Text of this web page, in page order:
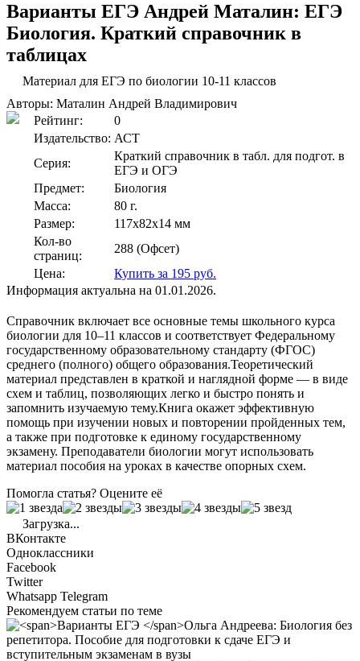
Варианты ЕГЭ Андрей Маталин: ЕГЭ
Биология. Краткий справочник в
таблицах
Материал для ЕГЭ по биологии 10-11 классов
Авторы: Маталин Андрей Владимирович
Рейтинг:
0
Издательство: АСТ
Серия:
Краткий справочник в табл. для подгот. в
ЕГЭ и ОГЭ
Предмет:
Биология
Масса:
80 г.
Размер:
117x82x14 мм
Кол-во
страниц:
288 (Офсет)
Цена:
Купить за 195 руб.
Информация актуальна на 01.01.2026.
Справочник включает все основные темы школьного курса
биологии для 10–11 классов и соответствует Федеральному
государственному образовательному стандарту (ФГОС)
среднего (полного) общего образования.Теоретический
материал представлен в краткой и наглядной форме — в виде
схем и таблиц, позволяющих легко и быстро понять и
запомнить изучаемую тему.Книга окажет эффективную
помощь при изучении новых и повторении пройденных тем,
а также при подготовке к единому государственному
экзамену. Преподаватели биологии могут использовать
материал пособия на уроках в качестве опорных схем.
Помогла статья? Оцените её
Загрузка...
ВКонтакте
Одноклассники
Facebook
Twitter
Whatsapp Telegram
Рекомендуем статьи по теме